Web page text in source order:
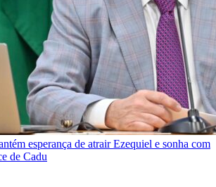
esperança de atrair Ezequiel e sonha com
de Cadu